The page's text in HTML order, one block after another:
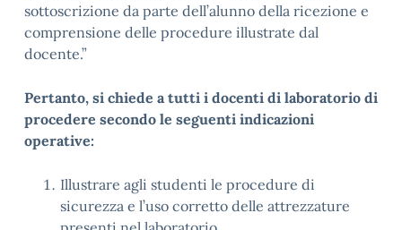
sottoscrizione da parte dell’alunno della ricezione e
comprensione delle procedure illustrate dal
docente.”
Pertanto, si chiede a tutti i docenti di laboratorio di
procedere secondo le seguenti indicazioni
operative:
Illustrare agli studenti le procedure di
sicurezza e l’uso corretto delle attrezzature